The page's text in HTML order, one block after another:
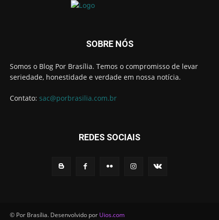
SOBRE NÓS
Somos o Blog Por Brasília. Temos o compromisso de levar
seriedade, honestidade e verdade em nossa notícia.
Contato: sac@porbrasilia.com.br
REDES SOCIAIS
© Por Brasília. Desenvolvido por Uios.com